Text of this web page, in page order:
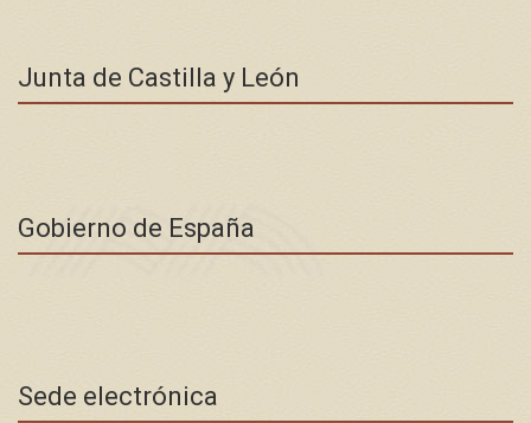
Junta de Castilla y León
Gobierno de España
Sede electrónica